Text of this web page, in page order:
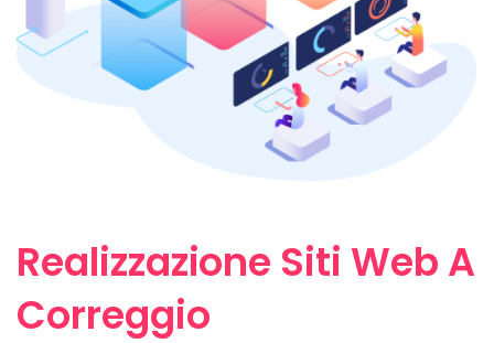
Realizzazione Siti Web A
Correggio